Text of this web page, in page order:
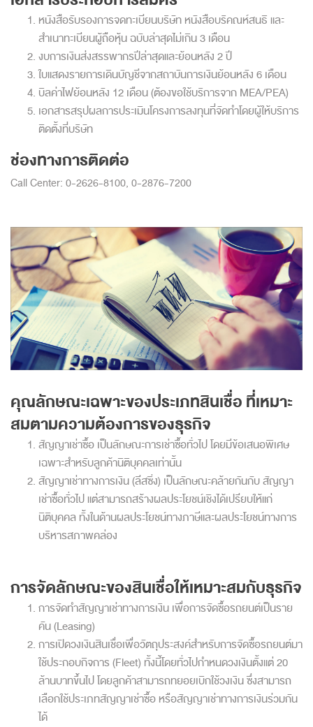
หนังสือรับรองการจดทะเบียนบริษัท หนังสือบริคณห์สนธิ และ
สำเนาทะเบียนผู้ถือหุ้น ฉบับล่าสุดไม่เกิน 3 เดือน
งบการเงินส่งสรรพากรปีล่าสุดและย้อนหลัง 2 ปี
ใบแสดงรายการเดินบัญชีจากสถาบันการเงินย้อนหลัง 6 เดือน
บิลค่าไฟย้อนหลัง 12 เดือน (ต้องขอใช้บริการจาก MEA/PEA)
เอกสารสรุปผลการประเมินโครงการลงทุนที่จัดทำโดยผู้ให้บริการ
ติดตั้งที่บริษัท
ช่องทางการติดต่อ
Call Center: 0-2626-8100, 0-2876-7200
คุณลักษณะเฉพาะของประเภทสินเชื่อ ที่เหมาะ
สมตามความต้องการของธุรกิจ
สัญญาเช่าซื้อ เป็นลักษณะการเช่าซื้อทั่วไป โดยมีข้อเสนอพิเศษ
เฉพาะสำหรับลูกค้านิติบุคคลเท่านั้น
สัญญาเช่าทางการเงิน (ลีสซิ่ง) เป็นลักษณะคล้ายกันกับ สัญญา
เช่าซื้อทั่วไป แต่สามารถสร้างผลประโยชน์เชิงได้เปรียบให้แก่
นิติบุคคล ทั้งในด้านผลประโยชน์ทางภาษีและผลประโยชน์ทางการ
บริหารสภาพคล่อง
การจัดลักษณะของสินเชื่อให้เหมาะสมกับธุรกิจ
การจัดทำสัญญาเช่าทางการเงิน เพื่อการจัดซื้อรถยนต์เป็นราย
คัน (Leasing)
การเปิดวงเงินสินเชื่อเพื่อวัตถุประสงค์สำหรับการจัดซื้อรถยนต์มา
ใช้ประกอบกิจการ (Fleet) ทั้งนี้โดยทั่วไปกำหนดวงเงินตั้งแต่ 20
ล้านบาทขึ้นไป โดยลูกค้าสามารถทยอยเบิกใช้วงเงิน ซึ่งสามารถ
เลือกใช้ประเภทสัญญาเช่าซื้อ หรือสัญญาเช่าทางการเงินร่วมกัน
ได้